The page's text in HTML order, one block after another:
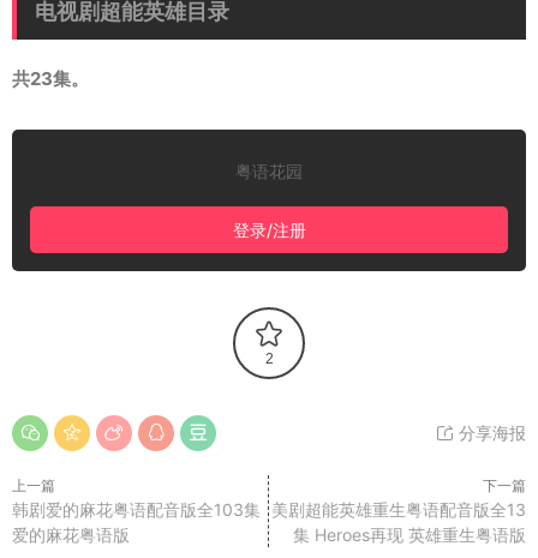
电视剧超能英雄目录
共23集。
粤语花园
登录/注册
2
分享海报
上一篇
韩剧爱的麻花粤语配音版全103集
爱的麻花粤语版
下一篇
美剧超能英雄重生粤语配音版全13
集 Heroes再现 英雄重生粤语版